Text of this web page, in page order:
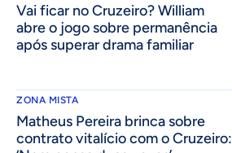
Vai ficar no Cruzeiro? William
abre o jogo sobre permanência
após superar drama familiar
ZONA MISTA
Matheus Pereira brinca sobre
contrato vitalício com o Cruzeiro: